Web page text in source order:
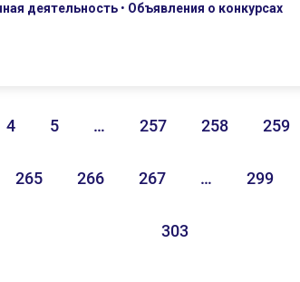
деятельность • Объявления о конкурсах
4 5 … 257 258 259
265 266 267 … 299
303